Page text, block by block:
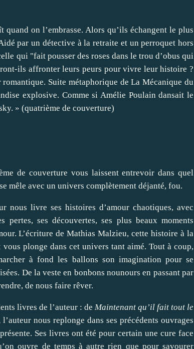
on l’embrasse. Alors qu’ils échangent le plus
par un détective à la retraite et un perroquet hors
qui "fait pousser des roses dans le trou d’obus qui
ils affronter leurs peurs pour vivre leur histoire ?
Suite métaphorique de La Mécanique du
explosive. Comme si Amélie Poulain dansait le
» (quatrième de couverture)
de couverture vous laissent entrevoir dans quel
mêle avec un univers complètement déjanté, fou.
nous livre ses histoires d’amour chaotiques, avec
pertes, ses découvertes, ses plus beaux moments
L’écriture de Mathias Malzieu, cette histoire à la
plonge dans cet univers tant aimé. Tout à coup,
à fond les ballons son imagination pour se
De la veste en bonbons nounours en passant par
de nous faire rêver.
livres de l’auteur : de Maintenant qu’il fait tout le
l’auteur nous replonge dans ses précédents ouvrages
Ses livres ont été pour certain une cure face
ouvre de temps à autre rien que pour savourer